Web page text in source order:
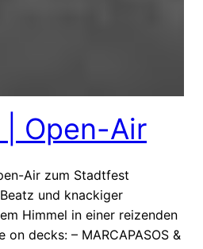
| Open-Air
Air zum Stadtfest
und knackiger
Himmel in einer reizenden
on decks: – MARCAPASOS &